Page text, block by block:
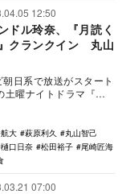
12:50
ドル玲奈、『月読く
クランクイン 丸山
日系で放送がスタート
土曜ナイトドラマ『月
』がクランクインを迎
大 萩原利久
丸山智己
樋口日奈 松田裕子
尾崎匠海
07:00